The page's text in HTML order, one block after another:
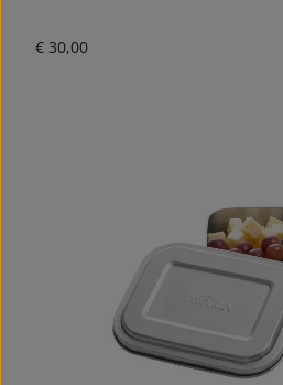
Normale prijs:
€ 30,00